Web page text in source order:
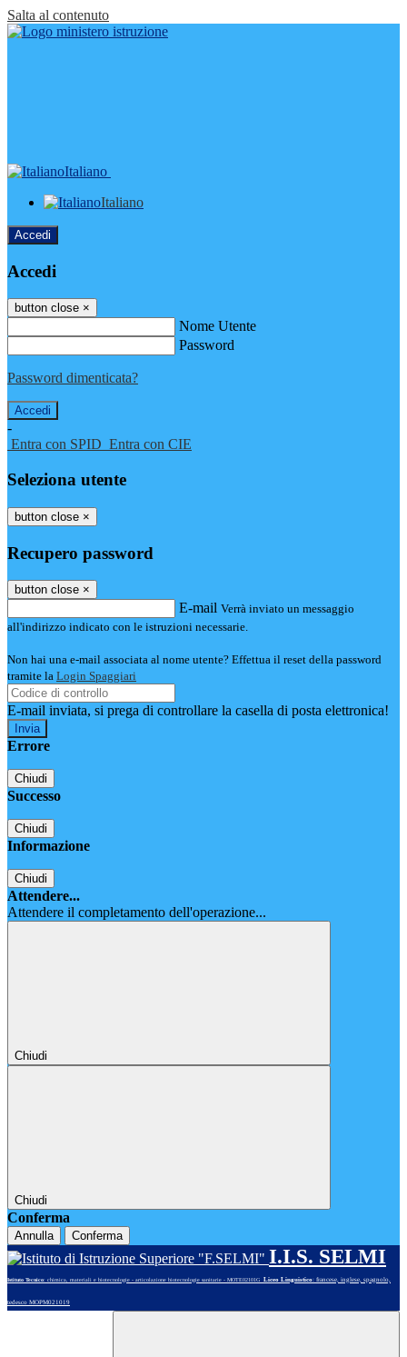
Salta al contenuto
Italiano
Italiano
Accedi
Accedi
button close ×
Nome Utente
Password
Password dimenticata?
-
Entra con SPID Entra con CIE
Seleziona utente
button close ×
Recupero password
button close ×
E-mail Verrà inviato un messaggio
all'indirizzo indicato con le istruzioni necessarie.
Non hai una e-mail associata al nome utente? Effettua il reset della password
tramite la Login Spaggiari
E-mail inviata, si prega di controllare la casella di posta elettronica!
Errore
Chiudi
Successo
Chiudi
Informazione
Chiudi
Attendere...
Attendere il completamento dell'operazione...
Chiudi
Chiudi
Conferma
Annulla Conferma
I.I.S. SELMI
Istituto Tecnico: chimica, materiali e biotecnologie - articolazione biotecnologie sanitarie - MOTE02101G Liceo Linguistico: francese, inglese, spagnolo,
tedesco MOPM021019